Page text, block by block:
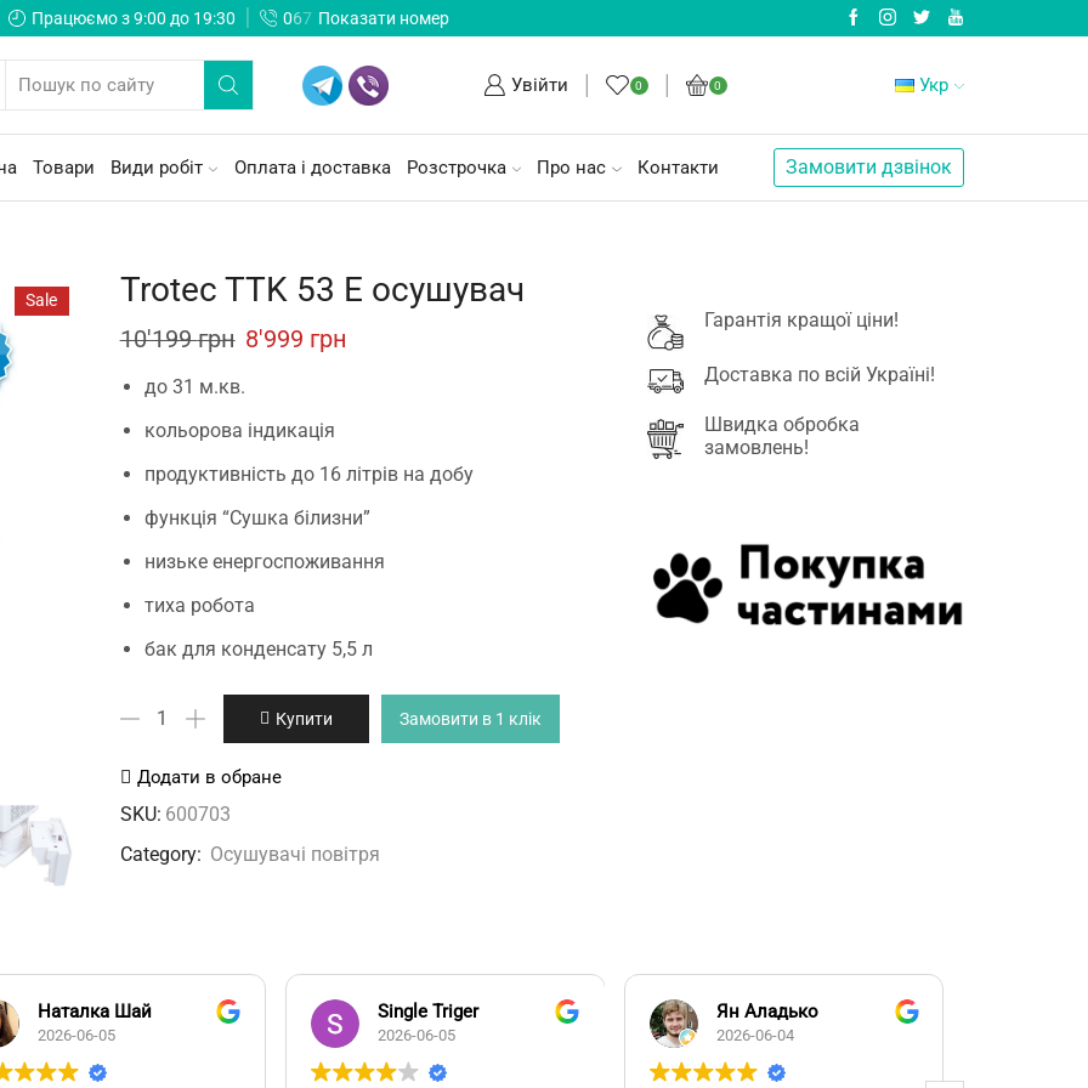
Працюємо з 9:00 до 19:30 067 Показати номер
Увійти 0 0 Укр
Товари Види робіт Оплата і доставка Розстрочка Про нас Контакти Замовити дзвінок
Sale Trotec TTK 53 E осушувач
10'199грн Original
8'999 грн
до 31 м.кв.
кольорова індикація
продуктивність до 16 літрів на добу
функція “Сушка білизни”
низьке енергоспоживання
тиха робота
бак для конденсату 5,5 л
Trotec
53
E
кількість
Купити Замовити в 1 клік
Додати в обране
SKU: 600703
Category: Осушувачі повітря
Гарантія кращої ціни!
Доставка по всій Україні!
Швидка обробка
замовлень!
Наталка Шай
2026-06-05
Single Triger
2026-06-05
Ян Аладько
2026-06-04